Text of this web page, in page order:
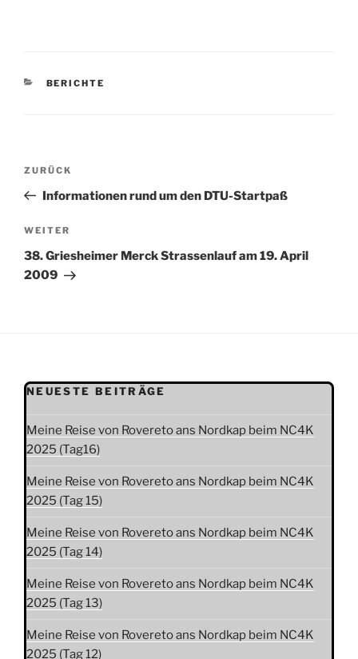
KATEGORIEN
BERICHTE
Beitragsnavigation
Vorheriger
Beitrag
ZURÜCK
Informationen rund um den DTU-Startpaß
Nächster
Beitrag
WEITER
38. Griesheimer Merck Strassenlauf am 19. April
2009
NEUESTE BEITRÄGE
Meine Reise von Rovereto ans Nordkap beim NC4K
2025 (Tag16)
Meine Reise von Rovereto ans Nordkap beim NC4K
2025 (Tag 15)
Meine Reise von Rovereto ans Nordkap beim NC4K
2025 (Tag 14)
Meine Reise von Rovereto ans Nordkap beim NC4K
2025 (Tag 13)
Meine Reise von Rovereto ans Nordkap beim NC4K
2025 (Tag 12)